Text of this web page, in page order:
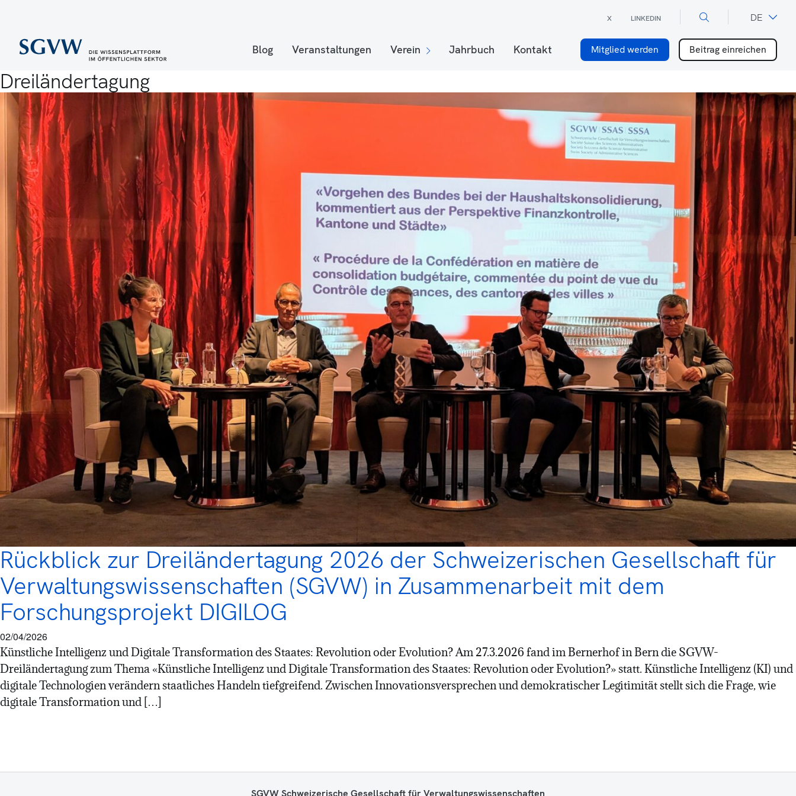
X LINKEDIN
DE
Blog Veranstaltungen Verein Jahrbuch Kontakt Mitglied werden Beitrag einreichen
×
Dreiländertagung
Rückblick zur Dreiländertagung 2026 der Schweizerischen Gesellschaft für
Verwaltungswissenschaften (SGVW) in Zusammenarbeit mit dem
Forschungsprojekt DIGILOG
02/04/2026
Künstliche Intelligenz und Digitale Transformation des Staates: Revolution oder Evolution? Am 27.3.2026 fand im Bernerhof in Bern die SGVW-
Dreiländertagung zum Thema «Künstliche Intelligenz und Digitale Transformation des Staates: Revolution oder Evolution?» statt. Künstliche Intelligenz (KI) und
digitale Technologien verändern staatliches Handeln tiefgreifend. Zwischen Innovationsversprechen und demokratischer Legitimität stellt sich die Frage, wie
digitale Transformation und […]